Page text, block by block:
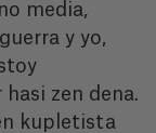
media,
y yo,
zen dena.
kupletista